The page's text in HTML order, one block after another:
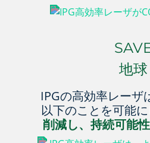
地球
IPGの高効率レーザ
以下のことを可能に
削減し、持続可能